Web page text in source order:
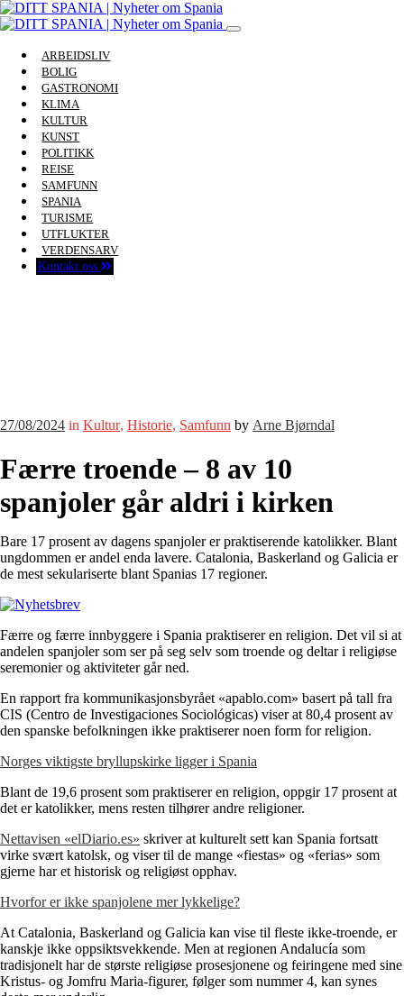
ARBEIDSLIV
BOLIG
GASTRONOMI
KLIMA
KULTUR
KUNST
POLITIKK
REISE
SAMFUNN
SPANIA
TURISME
UTFLUKTER
VERDENSARV
Kontakt oss
27/08/2024 in Kultur, Historie, Samfunn by Arne Bjørndal
Færre troende – 8 av 10
spanjoler går aldri i kirken
Bare 17 prosent av dagens spanjoler er praktiserende katolikker. Blant
ungdommen er andel enda lavere. Catalonia, Baskerland og Galicia er
de mest sekulariserte blant Spanias 17 regioner.
Færre og færre innbyggere i Spania praktiserer en religion. Det vil si at
andelen spanjoler som ser på seg selv som troende og deltar i religiøse
seremonier og aktiviteter går ned.
En rapport fra kommunikasjonsbyrået «apablo.com» basert på tall fra
CIS (Centro de Investigaciones Sociológicas) viser at 80,4 prosent av
den spanske befolkningen ikke praktiserer noen form for religion.
Norges viktigste bryllupskirke ligger i Spania
Blant de 19,6 prosent som praktiserer en religion, oppgir 17 prosent at
det er katolikker, mens resten tilhører andre religioner.
Nettavisen «elDiario.es» skriver at kulturelt sett kan Spania fortsatt
virke svært katolsk, og viser til de mange «fiestas» og «ferias» som
gjerne har et historisk og religiøst opphav.
Hvorfor er ikke spanjolene mer lykkelige?
At Catalonia, Baskerland og Galicia kan vise til fleste ikke-troende, er
kanskje ikke oppsiktsvekkende. Men at regionen Andalucía som
tradisjonelt har de største religiøse prosesjonene og feiringene med sine
Kristus- og Jomfru Maria-figurer, følger som nummer 4, kan synes